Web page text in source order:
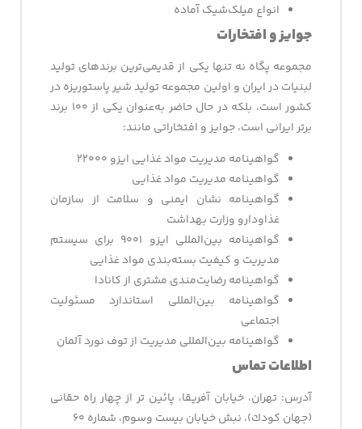
انواع میلک‌شیک آماده
جوایز و افتخارات
مجموعه پگاه نه‌ تنها یکی از قدیمی‌ترین برندهای تولید
لبنیات در ایران و اولین مجموعه تولید شیر پاستوریزه در
کشور است، بلکه در حال حاضر به‌عنوان یکی از ۱۰۰ برند
برتر ایرانی است، جوایز و افتخاراتی مانند:
گواهینامه مدیریت مواد غذایی ایزو ۲۲۰۰۰
گواهینامه مدیریت مواد غذایی
گواهینامه نشان ایمنی و سلامت از سازمان
غذاودارو وزارت بهداشت
گواهینامه بین‌المللی ایزو ۹۰۰۱ برای سیستم
مدیریت و کیفیت بسته‌بندی مواد غذایی
گواهینامه رضایت‌مندی مشتری از کانادا
گواهینامه بین‌المللی استاندارد مسئولیت
اجتماعی
گواهینامه بین‌المللی مدیریت از توف نورد آلمان
اطلاعات تماس
آدرس: تهران، خيابان آفريقا، پائين تر از چهار راه حقانی
(جهان كودك)، نبش خيابان بيست وسوم، شماره ۶۰